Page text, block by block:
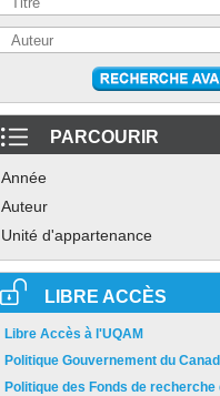
PARCOURIR
Année
Auteur
Unité d'appartenance
LIBRE ACCÈS
Libre Accès à l'UQAM
Politique Gouvernement du
Politique des Fonds de recherche